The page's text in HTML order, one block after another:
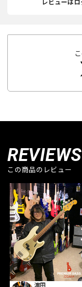
REVIEWS
この商品のレビュー
濵田